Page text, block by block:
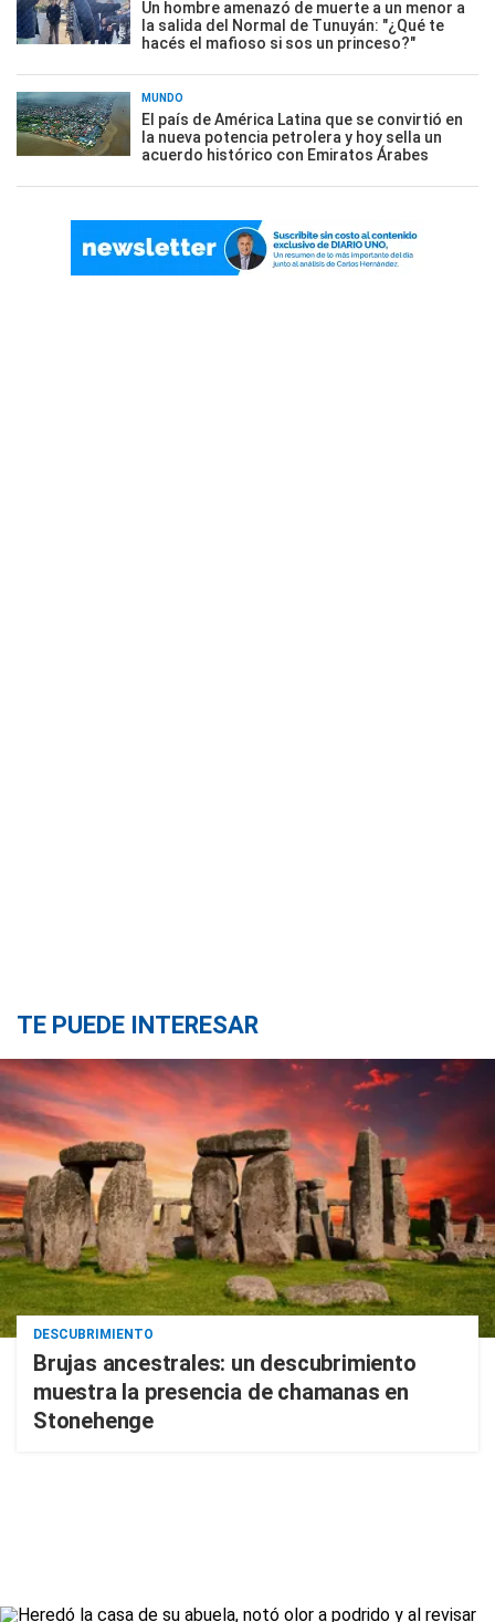
Un hombre amenazó de muerte a un menor a
la salida del Normal de Tunuyán: "¿Qué te
hacés el mafioso si sos un princeso?"
MUNDO
El país de América Latina que se convirtió en
la nueva potencia petrolera y hoy sella un
acuerdo histórico con Emiratos Árabes
TE PUEDE INTERESAR
DESCUBRIMIENTO
Brujas ancestrales: un descubrimiento
muestra la presencia de chamanas en
Stonehenge